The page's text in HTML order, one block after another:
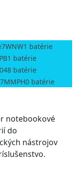
7WNW1 batérie
batérie
batérie
batérie
notebookové
do
nástrojov